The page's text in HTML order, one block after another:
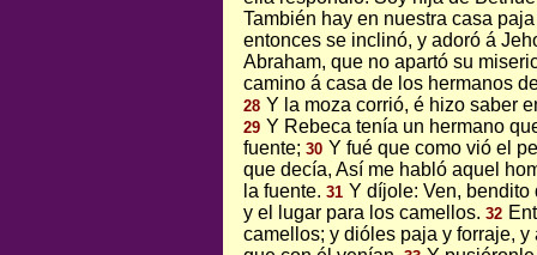
También hay en nuestra casa
entonces se inclinó, y adoró á
Abraham, que no apartó su
camino á casa de los hermanos
28 Y la moza corrió, é hizo saber
29 Y Rebeca tenía un hermano
fuente; 30 Y fué que como vió el
que decía, Así me habló aquel
la fuente. 31 Y díjole: Ven, bendito
y el lugar para los camellos. 32
camellos; y dióles paja y forraje,